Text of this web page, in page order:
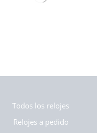
Todos los relojes
Relojes a pedido